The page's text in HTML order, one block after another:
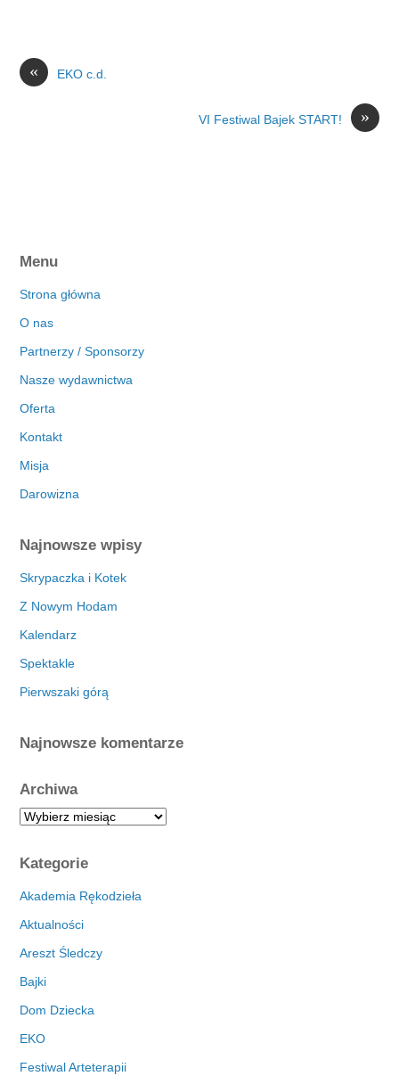
« EKO c.d.
»
VI Festiwal Bajek START!
Menu
Strona główna
O nas
Partnerzy / Sponsorzy
Nasze wydawnictwa
Oferta
Kontakt
Misja
Darowizna
Najnowsze wpisy
Skrypaczka i Kotek
Z Nowym Hodam
Kalendarz
Spektakle
Pierwszaki górą
Najnowsze komentarze
Archiwa
A
c
h
i
a
Kategorie
Akademia Rękodzieła
Aktualności
Areszt Śledczy
Bajki
Dom Dziecka
EKO
Festiwal Arteterapii